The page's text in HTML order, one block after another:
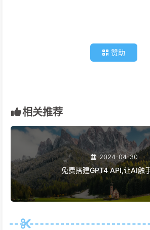
赞助
相关推荐
2024-04-30
免费搭建GPT4 API,让AI触